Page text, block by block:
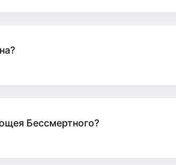
Бессмертного?